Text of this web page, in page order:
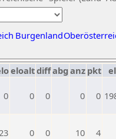
Burgenland
eloaltdiffabg anz pkt
0 0 0 0 0
0 0 10 4